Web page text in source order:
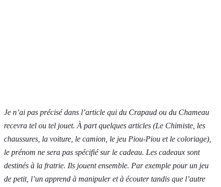
Je n’ai pas précisé dans l’article qui du Crapaud ou du Chameau
recevra tel ou tel jouet. À part quelques articles (Le Chimiste, les
chaussures, la voiture, le camion, le jeu Piou-Piou et le coloriage),
le prénom ne sera pas spécifié sur le cadeau. Les cadeaux sont
destinés à la fratrie. Ils jouent ensemble. Par exemple pour un jeu
de petit, l’un apprend à manipuler et à écouter tandis que l’autre